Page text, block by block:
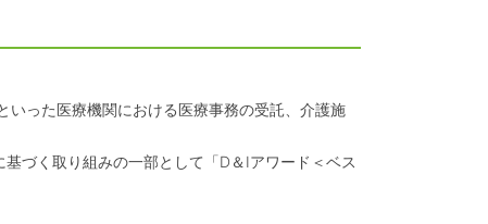
いった医療機関における医療事務の受託、介護施
づく取り組みの一部として「D＆Iアワード＜ベス